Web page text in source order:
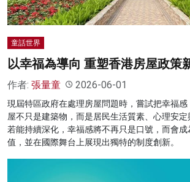
灼見活動
童話世界
以幸福為導向 重塑香港房屋政策
作者: 張量童 2026-06-01
現屆特區政府在處理房屋問題時，嘗試把幸福
屋不只是建築物，而是居民生活質素、心理安定
若能持續深化，幸福感將不再只是口號，而會
值，並在國際舞台上展現出獨特的制度創新。